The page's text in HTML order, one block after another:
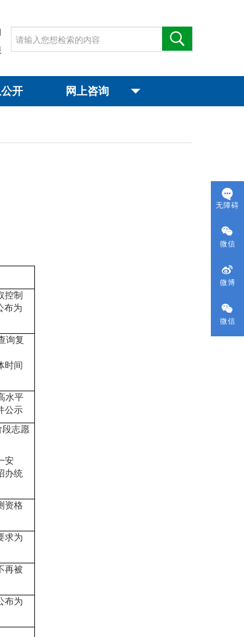
无障碍
微信
微博
微信
开 网上咨询
控制
布为
询复
时间
水平
公示
志愿
安
办统
资格
求为
再被
布为